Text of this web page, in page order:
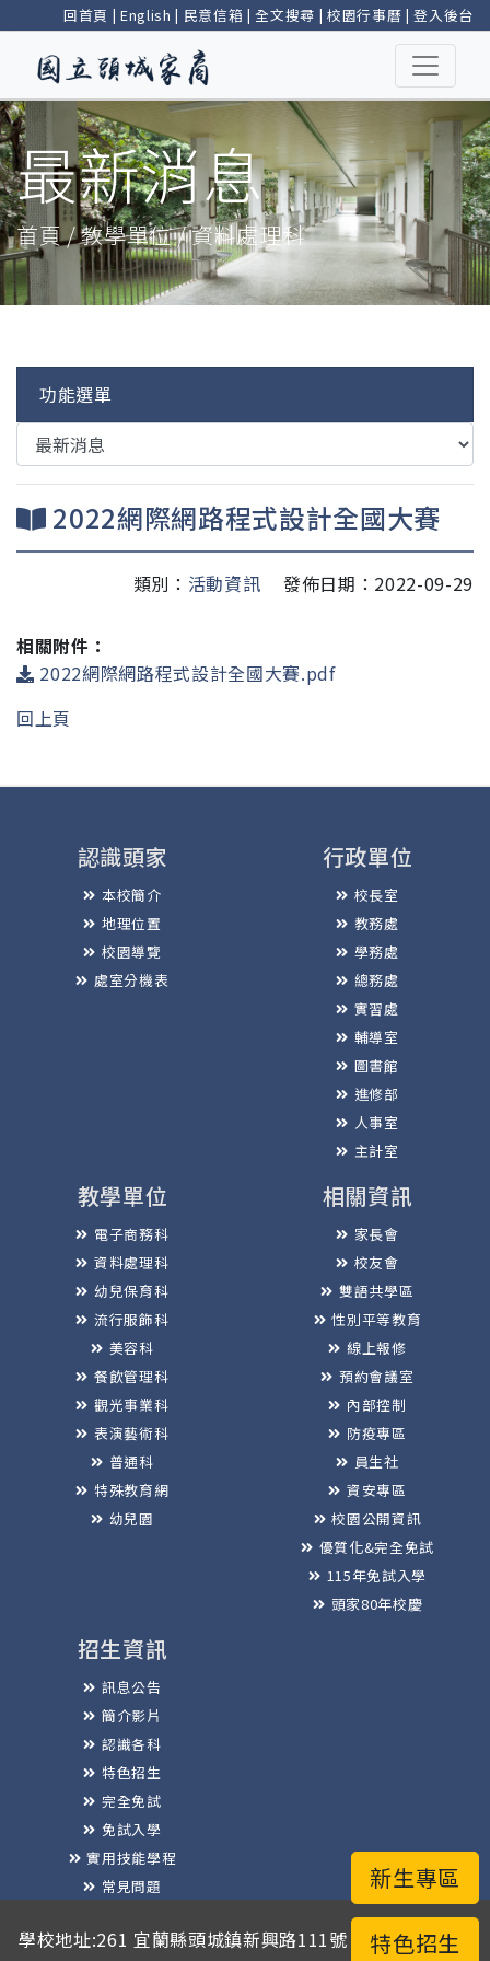
回首頁 | English | 民意信箱 |全文搜尋 | 校園行事曆 |登入後台
最新消息
首頁 / 教學單位 / 資料處理科
功能選單
2022網際網路程式設計全國大賽
類別： 活動資訊 發佈日期：2022-09-29
相關附件：
2022網際網路程式設計全國大賽.pdf
回上頁
特色招生
新生專區
認識頭家
本校簡介
地理位置
校園導覽
處室分機表
行政單位
校長室
教務處
學務處
總務處
實習處
輔導室
圖書館
進修部
人事室
主計室
教學單位
電子商務科
資料處理科
幼兒保育科
流行服飾科
美容科
餐飲管理科
觀光事業科
表演藝術科
普通科
特殊教育網
幼兒園
相關資訊
家長會
校友會
雙語共學區
性別平等教育
線上報修
預約會議室
內部控制
防疫專區
員生社
資安專區
校園公開資訊
優質化&完全免試
115年免試入學
頭家80年校慶
招生資訊
訊息公告
簡介影片
認識各科
特色招生
完全免試
免試入學
實用技能學程
常見問題
學校地址:261 宜蘭縣頭城鎮新興路111號 / 電話總機:03-